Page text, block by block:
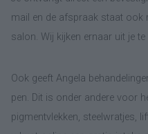
mail en de afspraak staat ook
salon. Wij kijken ernaar uit je
Ook geeft Angela
pen. Dit is onder andere voor
pigmentvlekken, steelwratjes,